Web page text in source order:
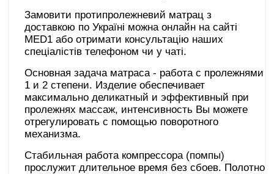
Замовити протипролежневий матрац з
доставкою по Україні можна онлайн на сайті
MED1 або отримати консультацію наших
спеціалістів телефоном чи у чаті.
Основная задача матраса - работа с пролежнями
1 и 2 степени. Изделие обеспечивает
максимально деликатный и эффективный при
пролежнях массаж, интенсивность Вы можете
отрегулировать с помощью поворотного
механизма.
Стабильная работа компрессора (помпы)
прослужит длительное время без сбоев. Полотно